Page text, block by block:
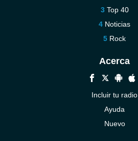
Top 40
Noticias
Rock
Acerca
Incluir tu radio
Ayuda
Nuevo